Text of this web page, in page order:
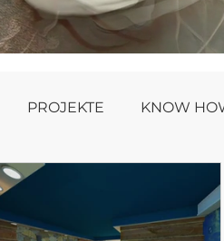
PROJEKTE KNOW